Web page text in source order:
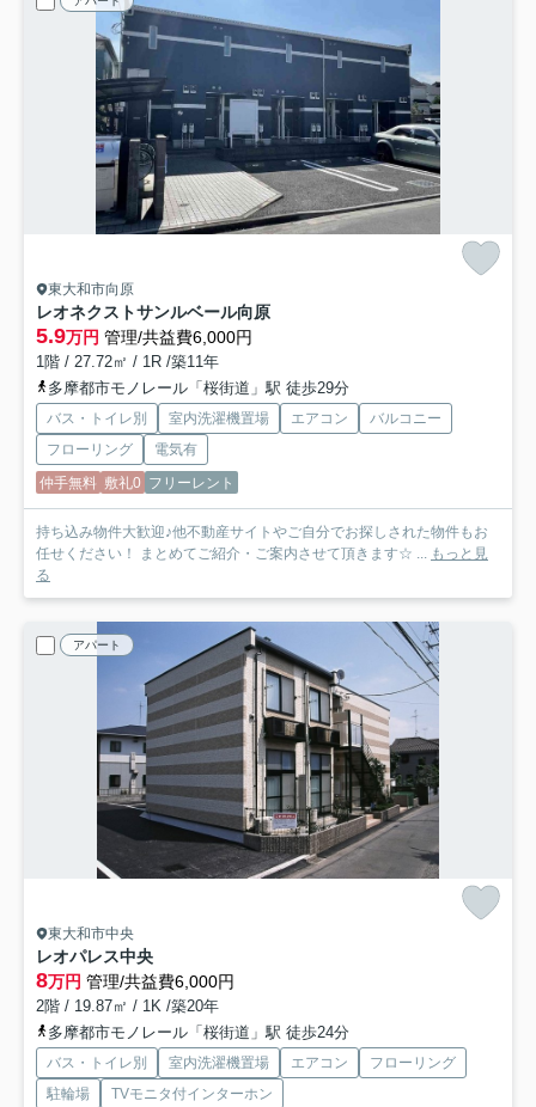
東大和市向原
レオネクストサンルベール向原
5.9万円 管理/共益費6,000円
1階 / 27.72㎡ / 1R /築11年
多摩都市モノレール「桜街道」駅 徒歩29分
バス・トイレ別 室内洗濯機置場 エアコン
バルコニー
フローリング
電気有
仲手無料 敷礼0 フリーレント
持ち込み物件大歓迎♪他不動産サイトやご自分でお探しされた物件もお
任せください！ まとめてご紹介・ご案内させて頂きます☆ ... もっと見
る
アパート
東大和市中央
レオパレス中央
8万円 管理/共益費6,000円
2階 / 19.87㎡ / 1K /築20年
多摩都市モノレール「桜街道」駅 徒歩24分
バス・トイレ別 室内洗濯機置場 エアコン
フローリング
駐輪場
TVモニタ付インターホン